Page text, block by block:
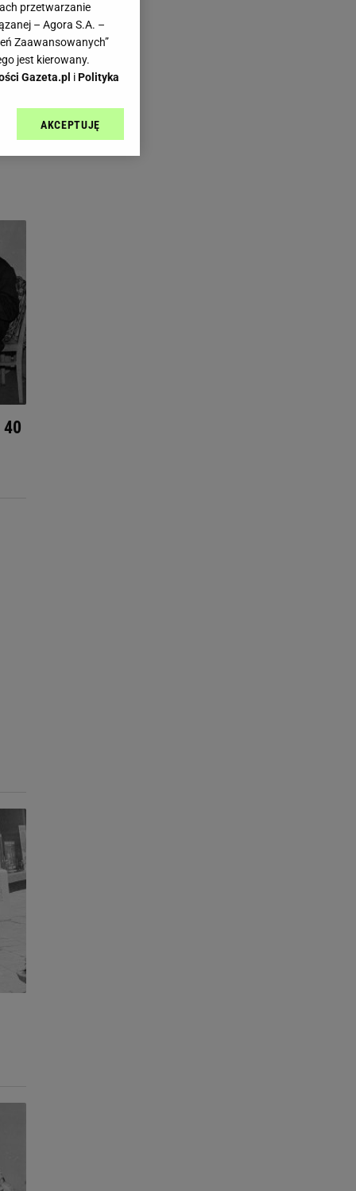
przetwarzanie
– Agora S.A. –
Zaawansowanych”
jest kierowany.
Gazeta.pl iPolityka
sp. z o.o., jej
reklam i treści,
AKCEPTUJĘ